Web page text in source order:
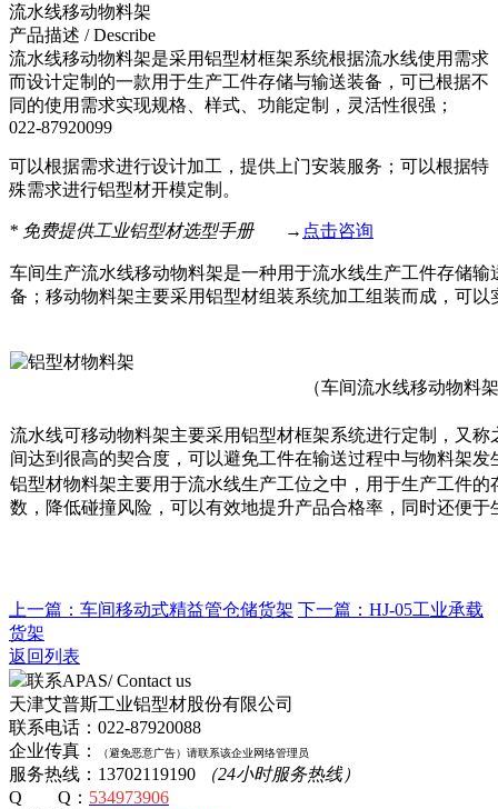
流水线移动物料架
产品描述 / Describe
流水线移动物料架是采用铝型材框架系统根据流水线使用需求
而设计定制的一款用于生产工件存储与输送装备，可已根据不
同的使用需求实现规格、样式、功能定制，灵活性很强；
022-87920099
可以根据需求进行设计加工，提供上门安装服务；可以根据特
殊需求进行铝型材开模定制。
* 免费提供工业铝型材选型手册 → 点击咨询
车间生产流水线移动物料架是一种用于流水线生产工件存储
备；移动物料架主要采用铝型材组装系统加工组装而成，可
（车间流水线移动物料
流水线可移动物料架主要采用铝型材框架系统进行定制，又
间达到很高的契合度，可以避免工件在输送过程中与物料架
铝型材物料架主要用于流水线生产工位之中，用于生产工件
数，降低碰撞风险，可以有效地提升产品合格率，同时还便于
上一篇：车间移动式精益管仓储货架 下一篇：HJ-05工业承载
货架
返回列表
联系APAS/ Contact us
天津艾普斯工业铝型材股份有限公司
联系电话：022-87920088
企业传真：
（避免恶意广告） 请联系该企业网络管理员
服务热线：13702119190
（24小时服务热线）
Q Q： 534973906